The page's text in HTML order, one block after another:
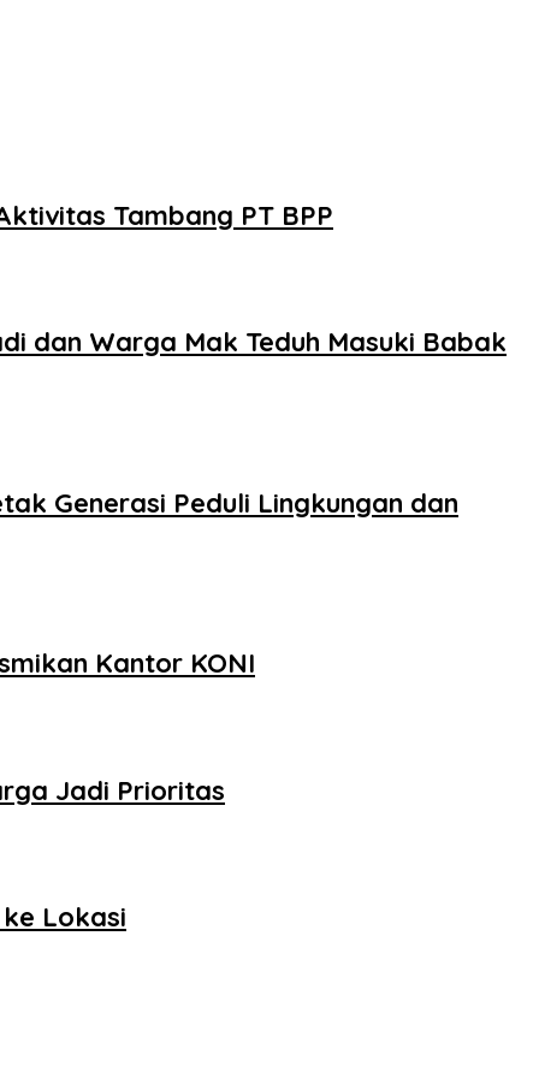
Tambang PT BPP
dan Warga Mak Teduh Masuki Babak
Generasi Peduli Lingkungan dan
Kantor KONI
Jadi Prioritas
Lokasi